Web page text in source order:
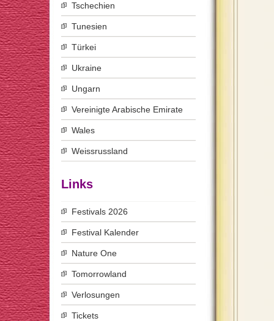
Tschechien
Tunesien
Türkei
Ukraine
Ungarn
Vereinigte Arabische Emirate
Wales
Weissrussland
Links
Festivals 2026
Festival Kalender
Nature One
Tomorrowland
Verlosungen
Tickets